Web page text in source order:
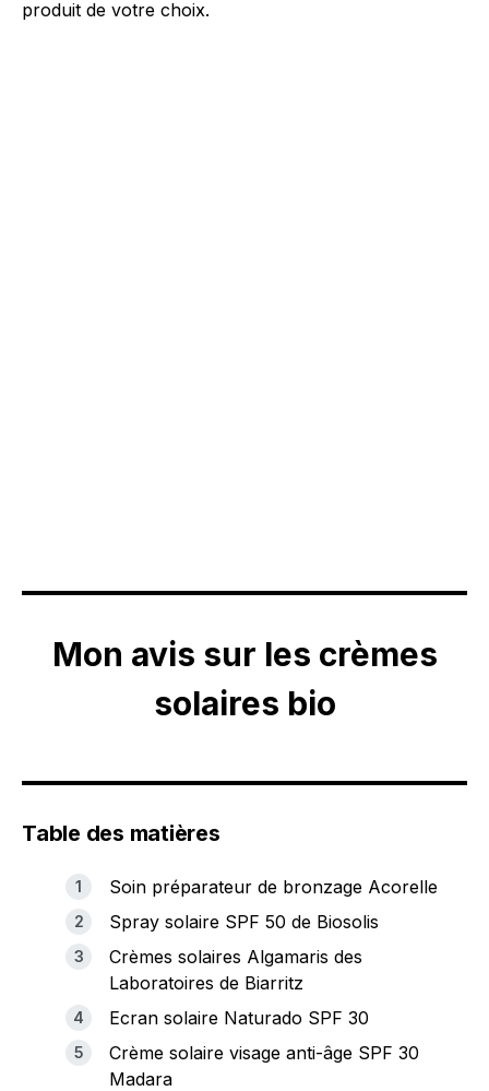
produit de votre choix.
Mon avis sur les crèmes
solaires bio
Table des matières
Soin préparateur de bronzage Acorelle
Spray solaire SPF 50 de Biosolis
Crèmes solaires Algamaris des
Laboratoires de Biarritz
Ecran solaire Naturado SPF 30
Crème solaire visage anti-âge SPF 30
Madara